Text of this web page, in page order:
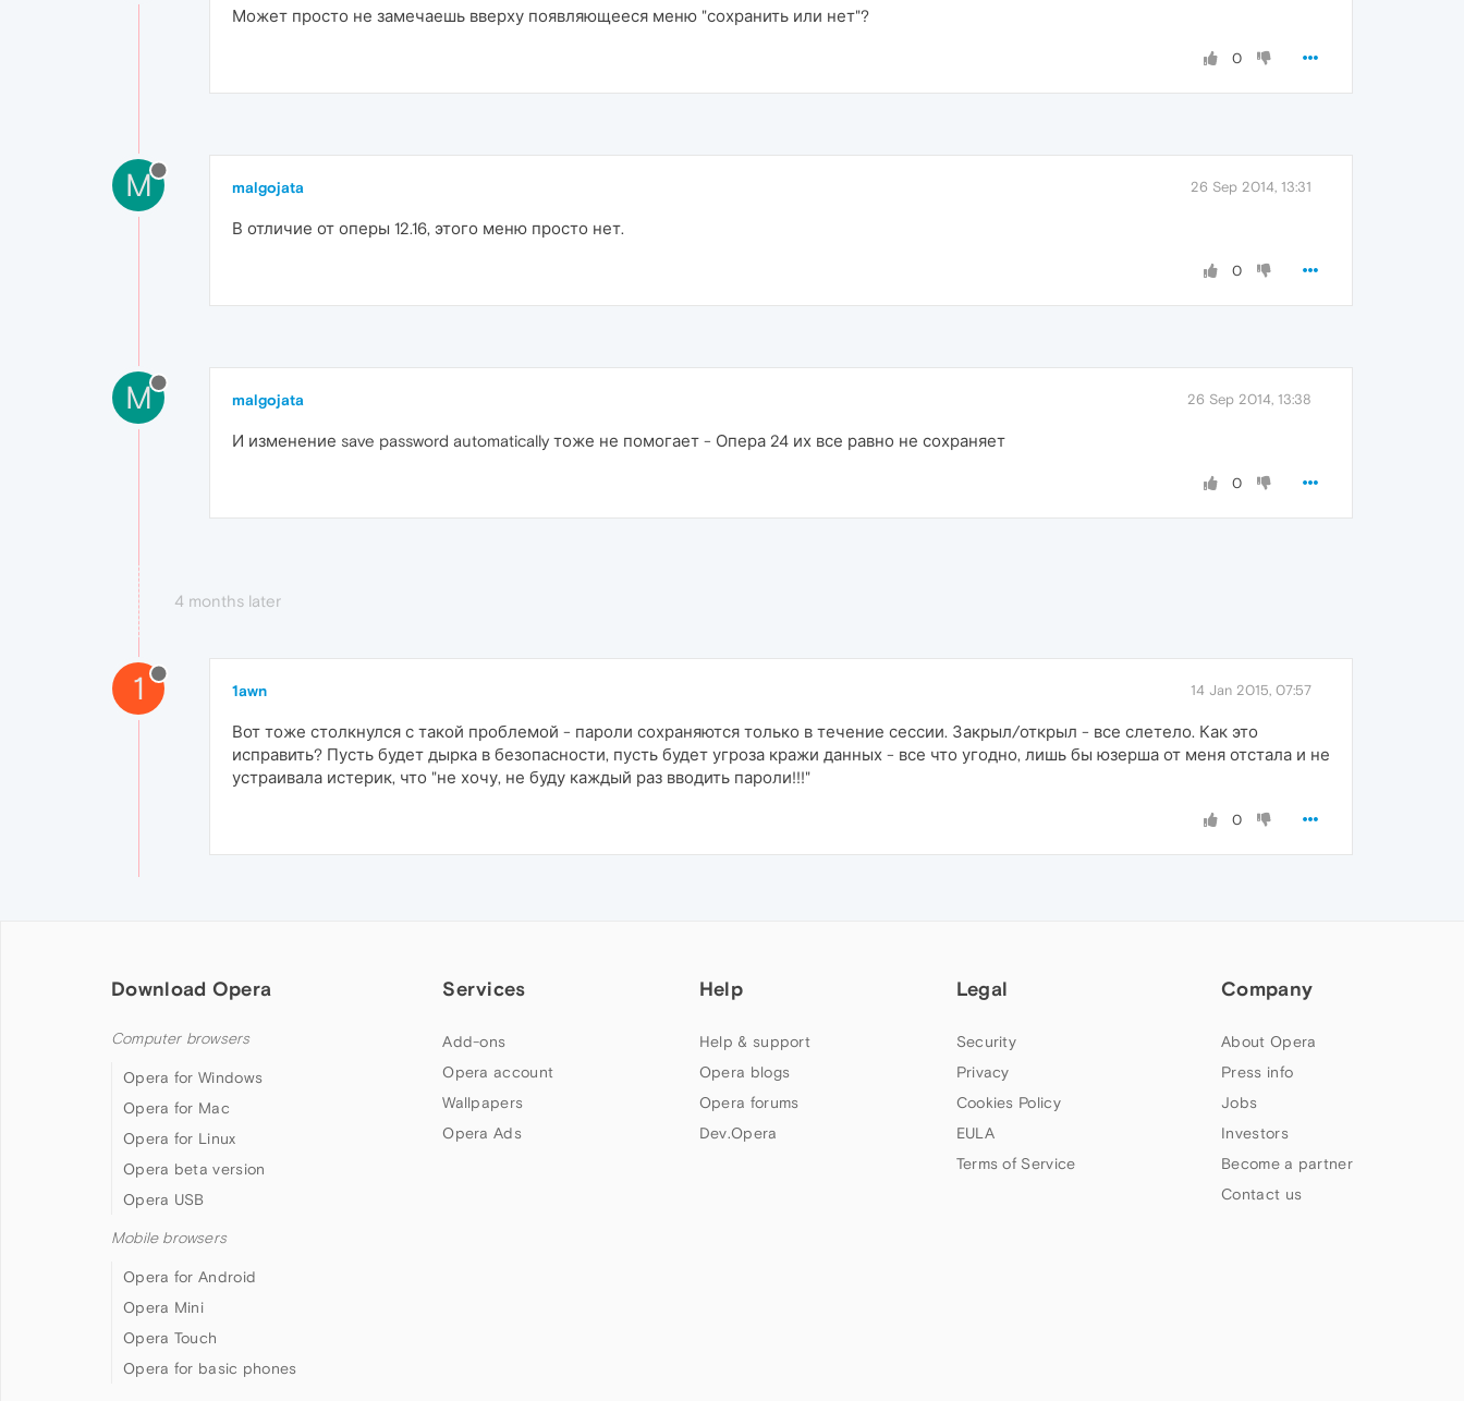
Может просто не замечаешь вверху появляющееся меню "сохранить или нет"?
0
M malgojata 26 Sep 2014, 13:31
В отличие от оперы 12.16, этого меню просто нет.
0
M malgojata 26 Sep 2014, 13:38
И изменение save password automatically тоже не помогает - Опера 24 их все равно не сохраняет
0
4 months later
1 1awn 14 Jan 2015, 07:57
Вот тоже столкнулся с такой проблемой - пароли сохраняются только в течение сессии. Закрыл/открыл - все слетело. Как это
исправить? Пусть будет дырка в безопасности, пусть будет угроза кражи данных - все что угодно, лишь бы юзерша от меня отстала и не
устраивала истерик, что "не хочу, не буду каждый раз вводить пароли!!!"
0
Download Opera
Computer browsers
Opera for Windows
Opera for Mac
Opera for Linux
Opera beta version
Opera USB
Mobile browsers
Opera for Android
Opera Mini
Opera Touch
Opera for basic phones
Services
Add-ons
Opera account
Wallpapers
Opera Ads
Help
Help & support
Opera blogs
Opera forums
Dev.Opera
Legal
Security
Privacy
Cookies Policy
EULA
Terms of Service
Company
About Opera
Press info
Jobs
Investors
Become a partner
Contact us